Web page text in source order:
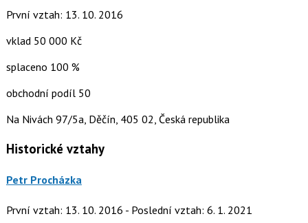
První vztah: 13. 10. 2016
vklad 50 000 Kč
splaceno 100 %
obchodní podíl 50
Na Nivách 97/5a, Děčín, 405 02, Česká republika
Historické vztahy
Petr Procházka
První vztah: 13. 10. 2016 - Poslední vztah: 6. 1. 2021